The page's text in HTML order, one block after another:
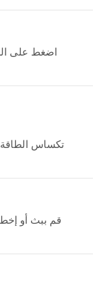
اضغط على
تكساس الطاقة